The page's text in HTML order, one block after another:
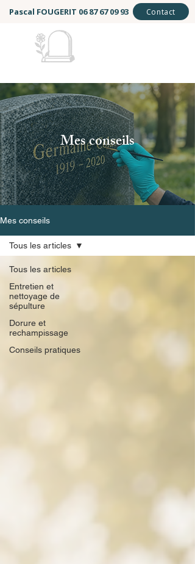
Pascal FOUGERIT 06 87 67 09 93 Contact
Mes conseils
Mes conseils
Tous les articles
Entretien et
nettoyage de
sépulture
Dorure et
rechampissage
Conseils pratiques
Tous les articles